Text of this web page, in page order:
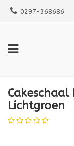
0297-368686
Lichtgroen